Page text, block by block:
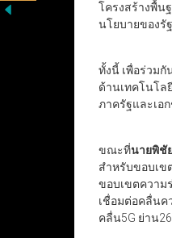
โครงสร้างพื้น
นโยบายของรัฐ
ทั้งนี้ เพื่อร่วม
ด้านเทคโนโล
ภาครัฐและเอ
ขณะที่นายพิชั
สำหรับขอบเข
ขอบเขตความ
เชื่อมต่อคลื่นค
คลื่น5G ย่าน